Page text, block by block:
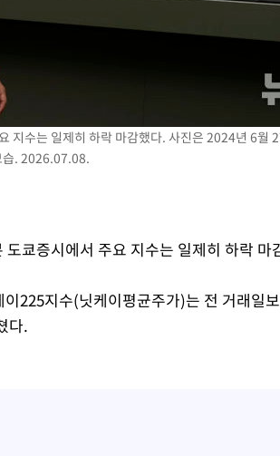
대 공대 교수…이
징계 절차 개시
역총액
속기소
명 사망
지수는 일제히 하락 마감했다. 사진은 2024년 6월
습. 2026.07.08.
쿄증시에서 주요 지수는 일제히 하락 마
225지수(닛케이평균주가)는 전 거래일
다.